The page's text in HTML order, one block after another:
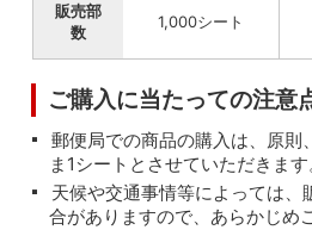
販売部
数
1,000シート
ご購入に当たっての注意
郵便局での商品の購入は、原則
ま1シートとさせていただきます
天候や交通事情等によっては、
合がありますので、あらかじめ